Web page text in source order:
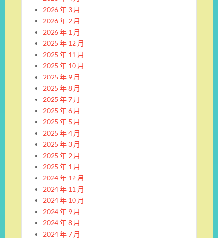
2026 年 3 月
2026 年 2 月
2026 年 1 月
2025 年 12 月
2025 年 11 月
2025 年 10 月
2025 年 9 月
2025 年 8 月
2025 年 7 月
2025 年 6 月
2025 年 5 月
2025 年 4 月
2025 年 3 月
2025 年 2 月
2025 年 1 月
2024 年 12 月
2024 年 11 月
2024 年 10 月
2024 年 9 月
2024 年 8 月
2024 年 7 月